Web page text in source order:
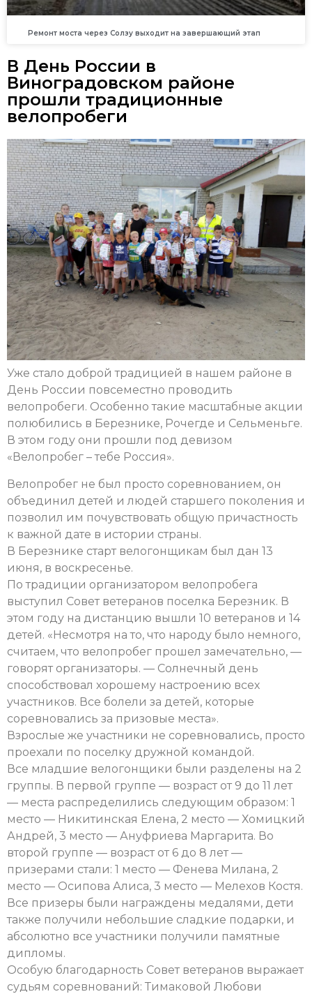
Ремонт моста через Солзу выходит на завершающий этап
В День России в
Виноградовском районе
прошли традиционные
велопробеги
Уже стало доброй традицией в нашем районе в
День России повсеместно проводить
велопробеги. Особенно такие масштабные акции
полюбились в Березнике, Рочегде и Сельменьге.
В этом году они прошли под девизом
«Велопробег – тебе Россия».
Велопробег не был просто соревнованием, он
объединил детей и людей старшего поколения и
позволил им почувствовать общую причастность
к важной дате в истории страны.
В Березнике старт велогонщикам был дан 13
июня, в воскресенье.
По традиции организатором велопробега
выступил Совет ветеранов поселка Березник. В
этом году на дистанцию вышли 10 ветеранов и 14
детей. «Несмотря на то, что народу было немного,
считаем, что велопробег прошел замечательно, —
говорят организаторы. — Солнечный день
способствовал хорошему настроению всех
участников. Все болели за детей, которые
соревновались за призовые места».
Взрослые же участники не соревновались, просто
проехали по поселку дружной командой.
Все младшие велогонщики были разделены на 2
группы. В первой группе — возраст от 9 до 11 лет
— места распределились следующим образом: 1
место — Никитинская Елена, 2 место — Хомицкий
Андрей, 3 место — Ануфриева Маргарита. Во
второй группе — возраст от 6 до 8 лет —
призерами стали: 1 место — Фенева Милана, 2
место — Осипова Алиса, 3 место — Мелехов Костя.
Все призеры были награждены медалями, дети
также получили небольшие сладкие подарки, и
абсолютно все участники получили памятные
дипломы.
Особую благодарность Совет ветеранов выражает
судьям соревнований: Тимаковой Любови